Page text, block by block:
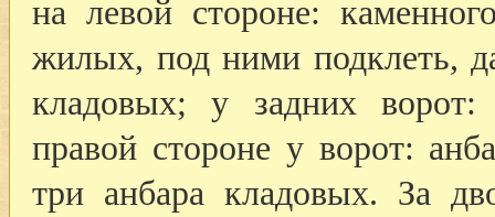
на левой стороне:
жилых, под ними подклеть,
кладовых; у задних
правой стороне у ворот:
три анбара кладовых. За